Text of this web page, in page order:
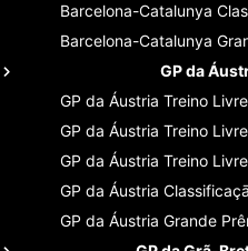
Barcelona-Catalunya
Barcelona-Catalunya
GP da
GP da Áustria Treino
GP da Áustria Treino
GP da Áustria Treino
GP da Áustria
GP da Áustria Grande